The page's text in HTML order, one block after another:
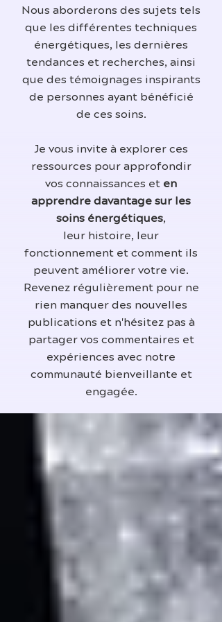
Nous aborderons des sujets tels
que les différentes techniques
énergétiques, les dernières
tendances et recherches, ainsi
que des témoignages inspirants
de personnes ayant bénéficié
de ces soins.
Je vous invite à explorer ces
ressources pour approfondir
vos connaissances et en
apprendre davantage sur les
soins énergétiques,
leur histoire, leur
fonctionnement et comment ils
peuvent améliorer votre vie.
Revenez régulièrement pour ne
rien manquer des nouvelles
publications et n'hésitez pas à
partager vos commentaires et
expériences avec notre
communauté bienveillante et
engagée.